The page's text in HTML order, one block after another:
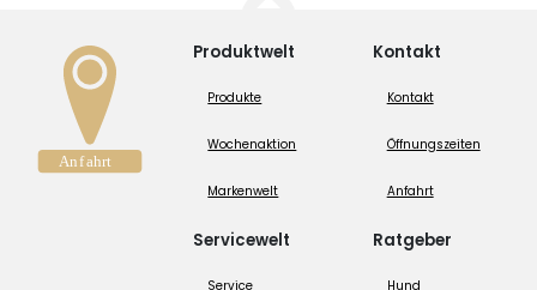
Produktwelt
Produkte
Wochenaktion
Markenwelt
Servicewelt
Service
Kontakt
Kontakt
Öffnungszeiten
Anfahrt
Ratgeber
Hund